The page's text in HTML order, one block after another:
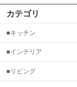
カテゴリ
■キッチン
■インテリア
■リビング